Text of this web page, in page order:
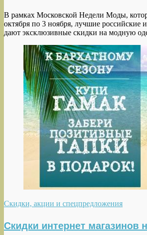
В рамках Московской Недели Моды,
октября по 3 ноября, лучшие российские
дают эксклюзивные скидки на модную
Скидки, акции и спецпредложения
Скидки интернет магазинов